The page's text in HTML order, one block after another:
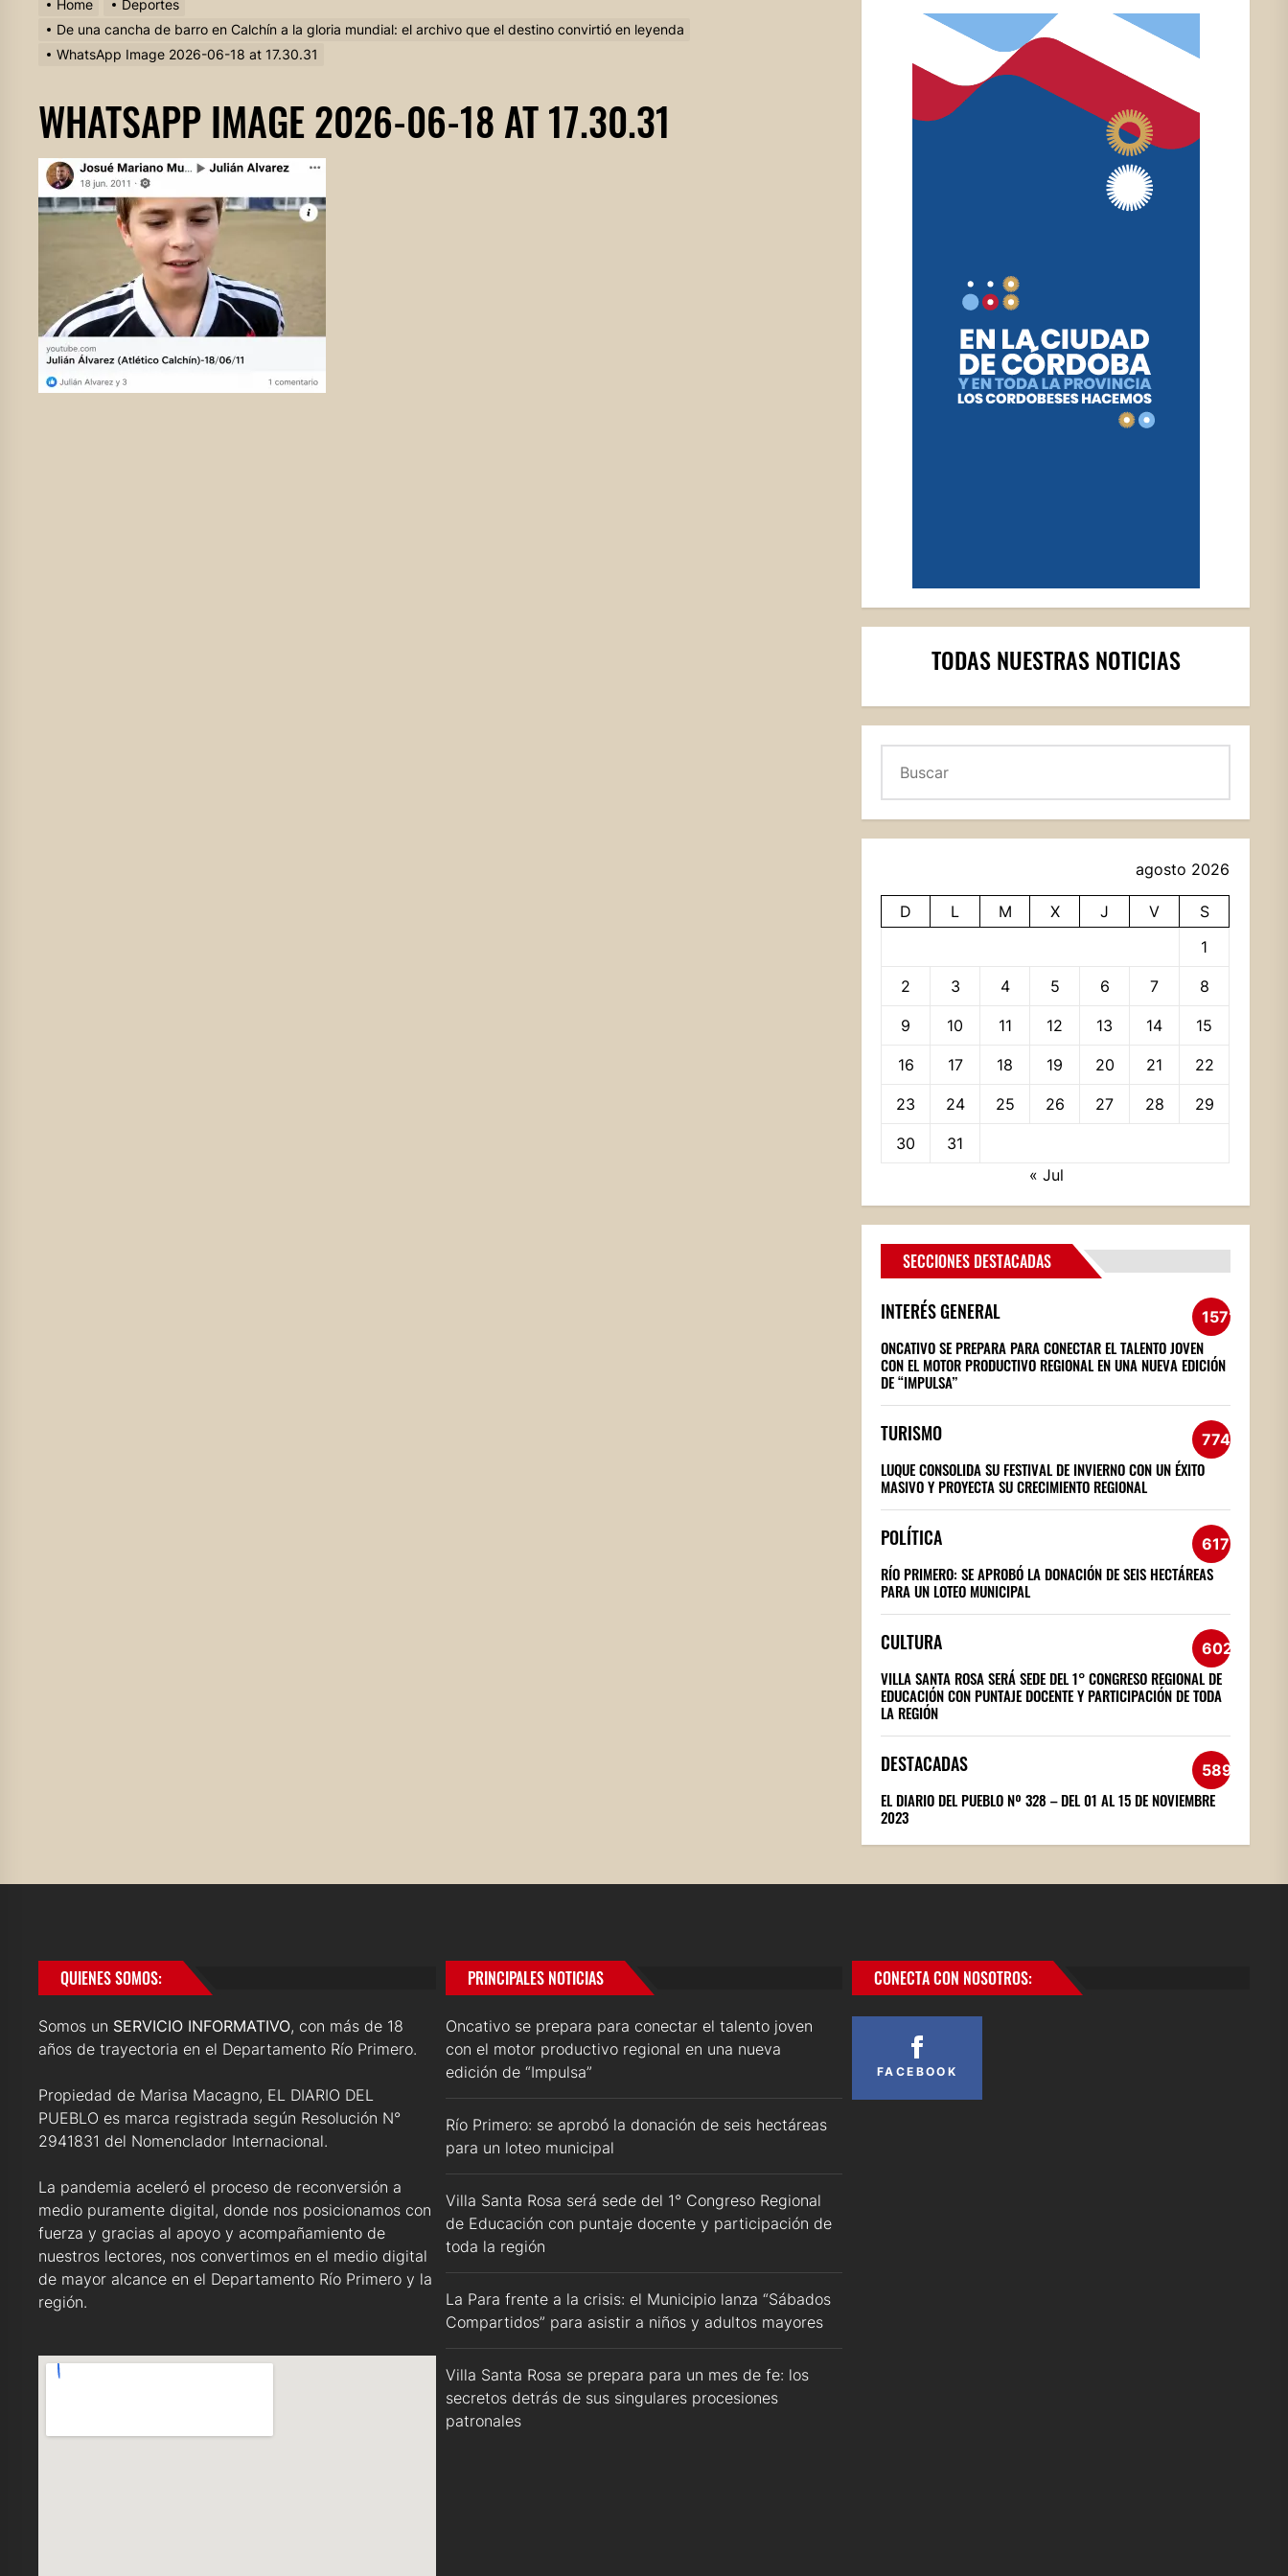
Home
Deportes
De una cancha de barro en Calchín a la gloria mundial: el archivo que el destino convirtió en leyenda
WhatsApp Image 2026-06-18 at 17.30.31
WHATSAPP IMAGE 2026-06-18 AT 17.30.31
TODAS NUESTRAS NOTICIAS
agosto 2026
D L M X J V
S
1
2 3 4 5 6 7 8
9 10 11 12 13 14 15
16 17 18 19 20 21 22
23 24 25 26 27 28 29
30
31
« Jul
SECCIONES DESTACADAS
INTERÉS GENERAL 1571
ONCATIVO SE PREPARA PARA CONECTAR EL TALENTO JOVEN
CON EL MOTOR PRODUCTIVO REGIONAL EN UNA NUEVA EDICIÓN
DE “IMPULSA”
TURISMO 774
LUQUE CONSOLIDA SU FESTIVAL DE INVIERNO CON UN ÉXITO
MASIVO Y PROYECTA SU CRECIMIENTO REGIONAL
POLÍTICA 617
RÍO PRIMERO: SE APROBÓ LA DONACIÓN DE SEIS HECTÁREAS
PARA UN LOTEO MUNICIPAL
CULTURA 602
VILLA SANTA ROSA SERÁ SEDE DEL 1° CONGRESO REGIONAL DE
EDUCACIÓN CON PUNTAJE DOCENTE Y PARTICIPACIÓN DE TODA
LA REGIÓN
DESTACADAS 589
EL DIARIO DEL PUEBLO Nº 328 – DEL 01 AL 15 DE NOVIEMBRE
2023
QUIENES SOMOS:
Somos un SERVICIO INFORMATIVO, con más de 18
años de trayectoria en el Departamento Río Primero.
Propiedad de Marisa Macagno, EL DIARIO DEL
PUEBLO es marca registrada según Resolución N°
2941831 del Nomenclador Internacional.
La pandemia aceleró el proceso de reconversión a
medio puramente digital, donde nos posicionamos con
fuerza y gracias al apoyo y acompañamiento de
nuestros lectores, nos convertimos en el medio digital
de mayor alcance en el Departamento Río Primero y la
región.
PRINCIPALES NOTICIAS
Oncativo se prepara para conectar el talento joven
con el motor productivo regional en una nueva
edición de “Impulsa”
Río Primero: se aprobó la donación de seis hectáreas
para un loteo municipal
Villa Santa Rosa será sede del 1° Congreso Regional
de Educación con puntaje docente y participación de
toda la región
La Para frente a la crisis: el Municipio lanza “Sábados
Compartidos” para asistir a niños y adultos mayores
Villa Santa Rosa se prepara para un mes de fe: los
secretos detrás de sus singulares procesiones
patronales
CONECTA CON NOSOTROS:
FACEBOOK